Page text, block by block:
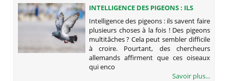
INTELLIGENCE DES PIGEONS : ILS
SAVENT FAIRE PLUSIEURS CHOSES À
LA FOIS !
Intelligence des pigeons : ils savent faire
plusieurs choses à la fois ! Des pigeons
multitâches ? Cela peut sembler difficile
à croire. Pourtant, des chercheurs
allemands affirment que ces oiseaux
qui enco
Savoir plus...